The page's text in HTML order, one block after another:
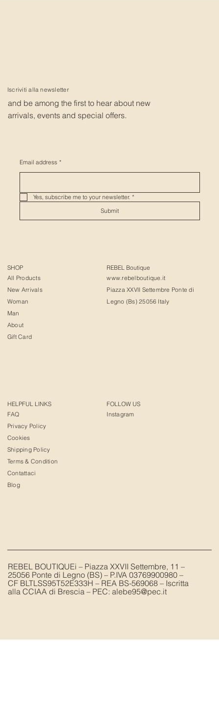
Iscriviti alla newsletter
and be among the first to hear about new
arrivals, events and special offers.
Email address *
Yes, subscribe me to your newsletter. *
Submit
SHOP
All Products
New Arrivals
Woman
Man
About
Gift Card
REBEL Boutique
www.rebelboutique.it
Piazza XXVII Settembre Ponte di
Legno (Bs) 25056 Italy
HELPFUL LINKS
FAQ
Privacy Policy
Cookies
Shipping Policy
Terms & Condition
Contattaci
Blog
FOLLOW US
Instagram
REBEL BOUTIQUEi – Piazza XXVII Settembre, 11 –
25056 Ponte di Legno (BS) – P.IVA 03769900980 –
CF BLTLSS95T52E333H – REA BS-569068 – Iscritta
alla CCIAA di Brescia – PEC: alebe95@pec.it